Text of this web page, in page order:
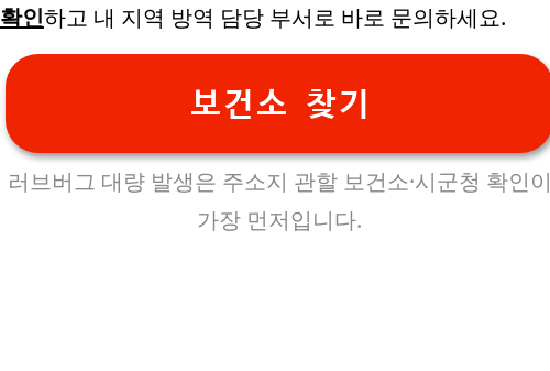
확인하고 내 지역 방역 담당 부서로 바로 문의하세요.
보건소 찾기
러브버그 대량 발생은 주소지 관할 보건소·시군청 확인이
가장 먼저입니다.